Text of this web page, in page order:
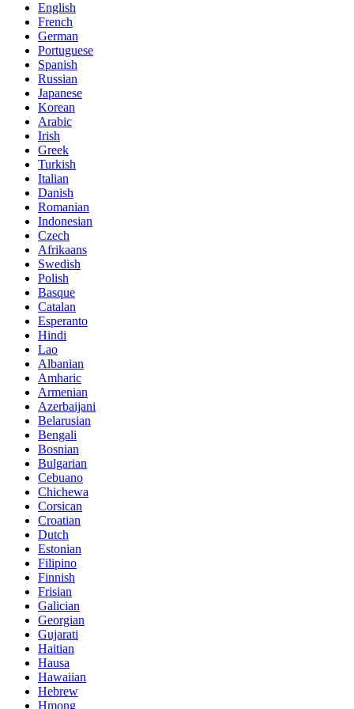
English
French
German
Portuguese
Spanish
Russian
Japanese
Korean
Arabic
Irish
Greek
Turkish
Italian
Danish
Romanian
Indonesian
Czech
Afrikaans
Swedish
Polish
Basque
Catalan
Esperanto
Hindi
Lao
Albanian
Amharic
Armenian
Azerbaijani
Belarusian
Bengali
Bosnian
Bulgarian
Cebuano
Chichewa
Corsican
Croatian
Dutch
Estonian
Filipino
Finnish
Frisian
Galician
Georgian
Gujarati
Haitian
Hausa
Hawaiian
Hebrew
Hmong